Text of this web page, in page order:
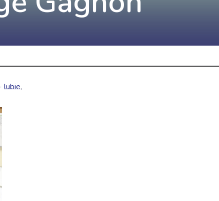
Ici au Québec. Abonnez-vous à
lubie,